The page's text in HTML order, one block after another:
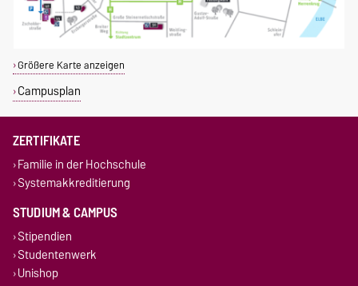
Größere Karte anzeigen
Campusplan
ZERTIFIKATE
Familie in der Hochschule
Systemakkreditierung
STUDIUM & CAMPUS
Stipendien
Studentenwerk
Unishop